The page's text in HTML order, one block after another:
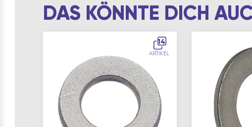
DAS KÖNNTE DICH
14
ARTIKEL